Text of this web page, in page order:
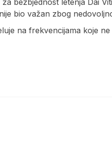
bezbjednost letenja Dai
bio važan zbog
na frekvencijama koje